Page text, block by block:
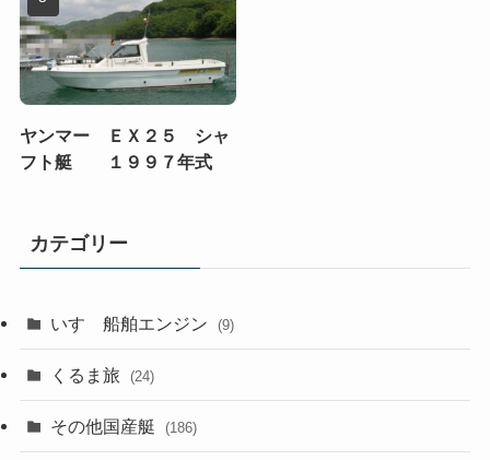
ヤンマー ＥＸ２５ シャ
フト艇 １９９７年式
カテゴリー
いすゞ船舶エンジン (9)
くるま旅 (24)
その他国産艇 (186)